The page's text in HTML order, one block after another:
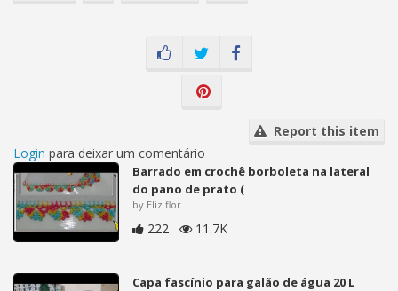
Report this item
Login para deixar um comentário
Barrado em crochê borboleta na lateral
do pano de prato (
by Eliz flor
222 11.7K
Capa fascínio para galão de água 20 L